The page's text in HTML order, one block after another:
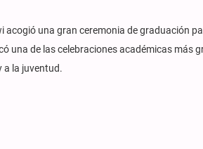
acogió una gran ceremonia de graduación
una de las celebraciones académicas más
a la juventud.